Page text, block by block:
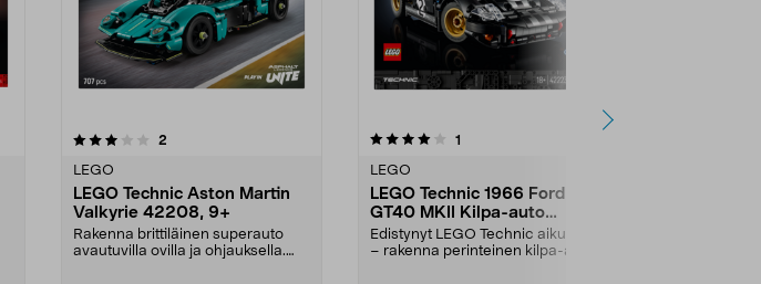
2
LEGO
LEGO Technic Aston Martin
Valkyrie 42208, 9+
Rakenna brittiläinen superauto
avautuvilla ovilla ja ohjauksella.
4.0viidestä
1
LEGO
LEGO Technic 1966 Ford
GT40 MKII Kilpa-auto
42223, 18+
Edistynyt LEGO Technic aikuisille
– rakenna perinteinen kilpa-auto.